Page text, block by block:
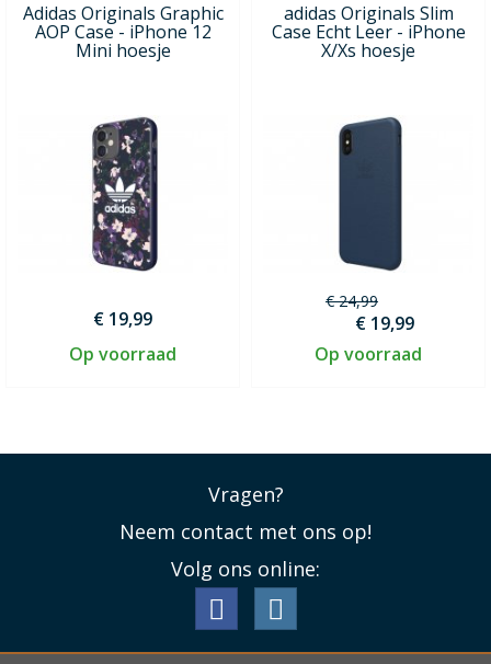
Adidas Originals Graphic
AOP Case - iPhone 12
Mini hoesje
€ 19,99
Op voorraad
adidas Originals Slim
Case Echt Leer - iPhone
X/Xs hoesje
€ 24,99
€ 19,99
Op voorraad
Vragen?
Neem contact met ons op!
Volg ons online: